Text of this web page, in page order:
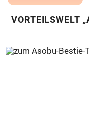
VORTEILSWELT